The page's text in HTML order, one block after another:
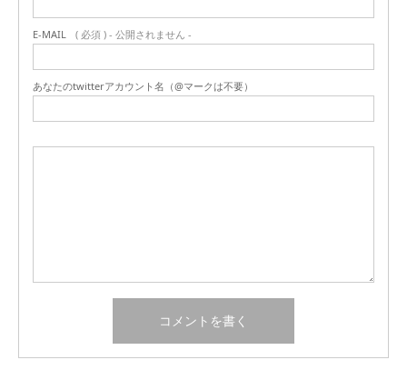
E-MAIL ( 必須 ) - 公開されません -
あなたのtwitterアカウント名（@マークは不要）